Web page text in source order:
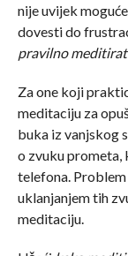
nije uvijek
dovesti do
pravilno
Za one koji
meditaciju za
buka iz vanjskog
o zvuku prometa,
telefona.
uklanjanjem tih
meditaciju.